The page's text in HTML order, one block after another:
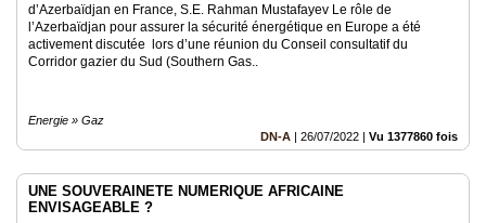
d’Azerbaïdjan en France, S.E. Rahman Mustafayev Le rôle de
l’Azerbaïdjan pour assurer la sécurité énergétique en Europe a été
activement discutée lors d’une réunion du Conseil consultatif du
Corridor gazier du Sud (Southern Gas..
Energie » Gaz
DN-A | 26/07/2022 | Vu 1377860 fois
UNE SOUVERAINETE NUMERIQUE AFRICAINE
ENVISAGEABLE ?